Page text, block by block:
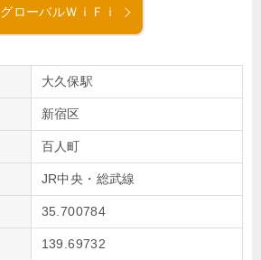
グローバルＷｉＦｉ
大久保駅
新宿区
百人町
JR中央・総武線
35.700784
139.69732